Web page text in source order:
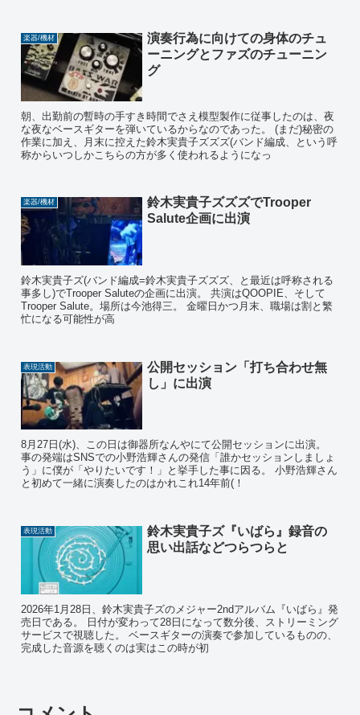
楽器/機材
演奏行為に向けての身体のチュ
ーニングとファズのチューニン
グ
朝、出勤前の暫時の手すき時間でさえ模型製作に従事したのは、夜
な夜なベースギターを弾いているからなのであった。 (まだ)秘密の
作業に加え、月末に控えた鈴木実貴子ズズズ(バンド編成、という呼
称からいつしかこちらの方が多く使われるようになっ
楽器/機材
鈴木実貴子ズズズでTrooper
Salute企画に出演
鈴木実貴子ズ(バンド編成=鈴木実貴子ズズズ、と最近は呼称される
事多し)でTrooper Saluteの企画に出演。 共演はQOOPIE、そして
Trooper Salute。場所は今池得三。 金曜日かつ月末、職場は割と繁
忙になる可能性が高
表現活動
公開セッション「打ち合わせ無
し」に出演
8月27日(水)、この日は御器所なんやにて公開セッションに出演。
事の発端はSNSでの小野浩輝さんの発信「誰かセッションしましょ
う」に僕が「やりたいです！」と挙手した事に因る。 小野浩輝さん
と初めて一緒に演奏したのはかれこれ14年前(！
表現活動
鈴木実貴子ズ『いばら』録音の
思い出話などつらつらと
2026年1月28日、鈴木実貴子ズのメジャー2ndアルバム『いばら』発
売日である。 日付が変わって28日になって数分後、ストリーミング
サービスで視聴した。 ベースギターの演奏で参加しているものの、
完成した音源を聴くのは実はこの時が初